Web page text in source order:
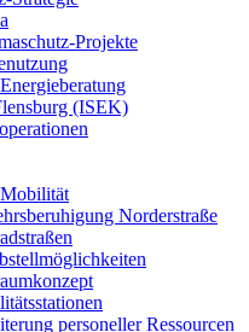
Projekte
(ISEK)
Norderstraße
personeller Ressourcen